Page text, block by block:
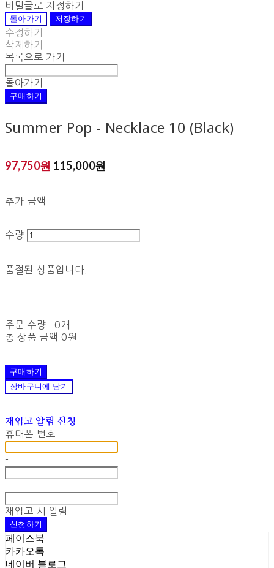
비밀글로 지정하기
돌아가기
저장하기
수정하기
삭제하기
목록으로 가기
돌아가기
구매하기
Summer Pop - Necklace 10 (Black)
97,750원 115,000원
추가 금액
수량
품절된 상품입니다.
주문 수량
0개
총 상품 금액 0원
구매하기
장바구니에 담기
재입고 알림 신청
휴대폰 번호
-
-
재입고 시 알림
신청하기
페이스북
카카오톡
네이버 블로그